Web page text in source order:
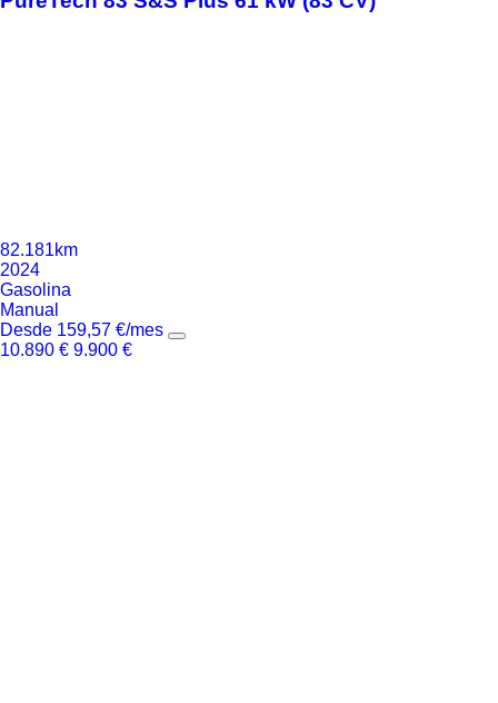
82.181km
2024
Gasolina
Manual
Desde 159,57 €/mes
10.890 € 9.900 €